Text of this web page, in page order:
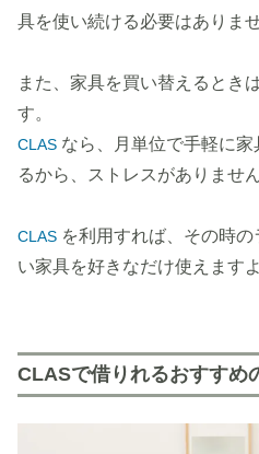
具を使い続ける必要はありませ
また、家具を買い替えるとき
す。
CLAS なら、月単位で手軽に
るから、ストレスがありません
CLAS を利用すれば、その時
い家具を好きなだけ使えますよ
CLASで借りれるおすすめ